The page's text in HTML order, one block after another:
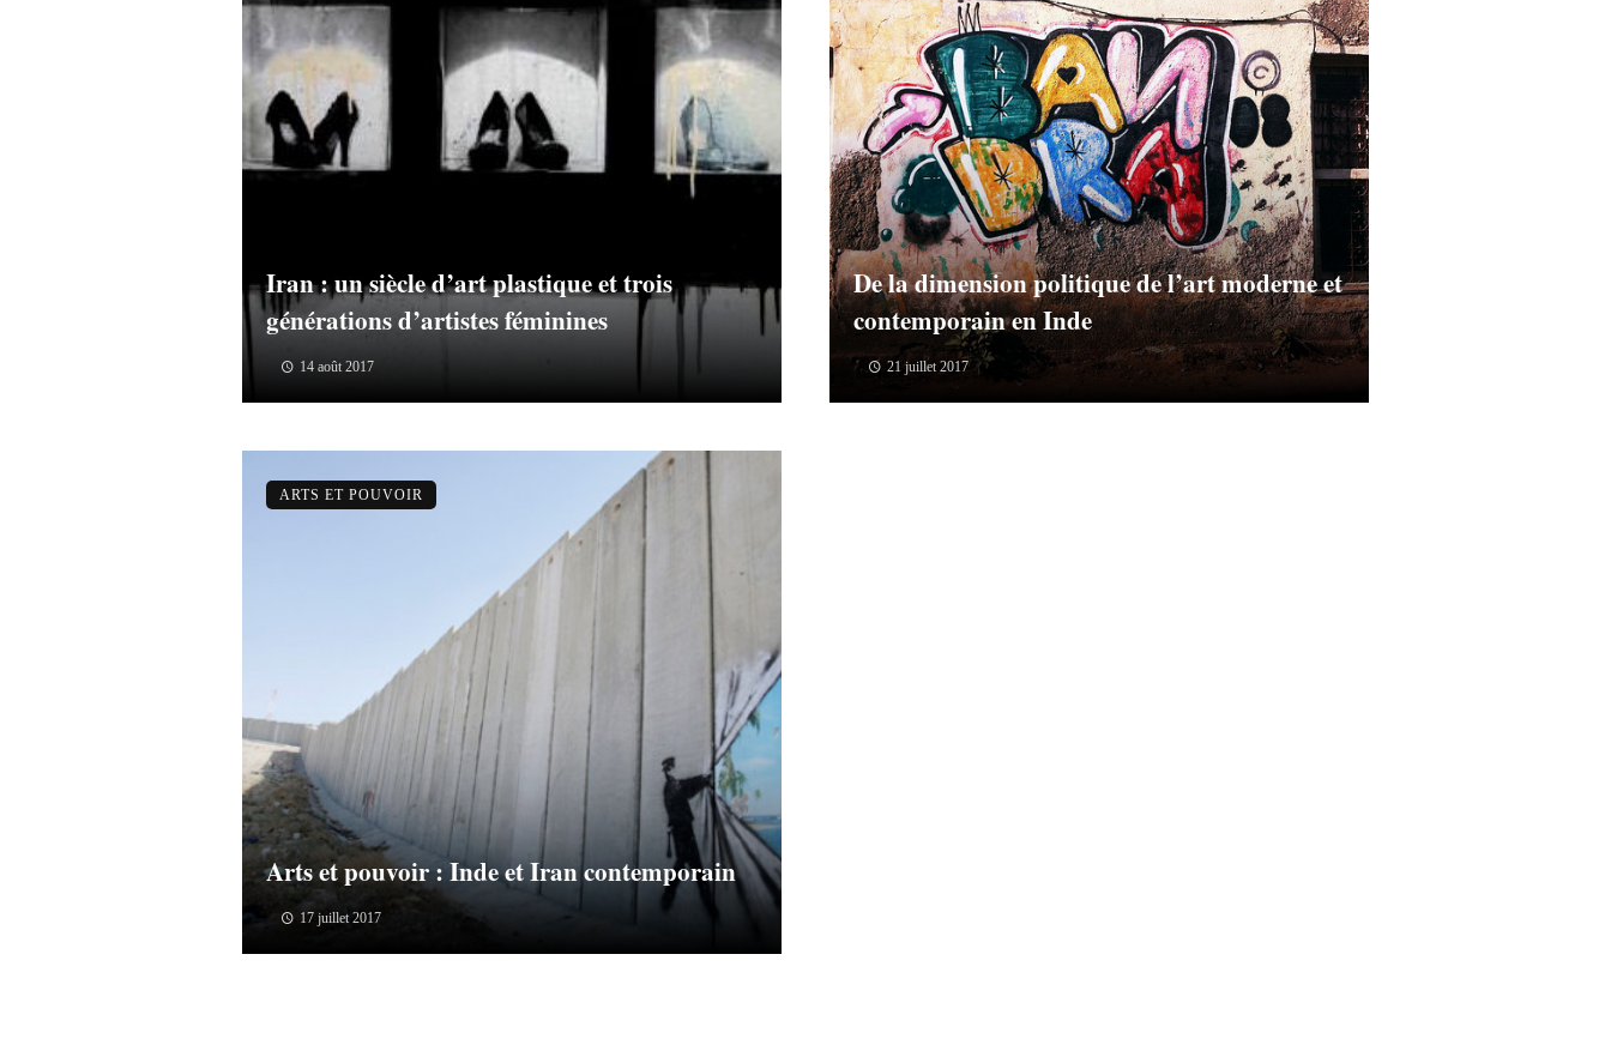
Iran : un siècle d’art plastique et trois
générations d’artistes féminines
14 août 2017
De la dimension politique de l’art moderne et
contemporain en Inde
21 juillet 2017
Arts et pouvoir : Inde et Iran contemporain
17 juillet 2017
ARTS ET POUVOIR